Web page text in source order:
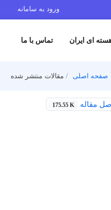
ورود به سامانه
ای ایران تماس با ما
صفحه اصلی مقالات منتشر شده
اصل مقاله 175.55 K